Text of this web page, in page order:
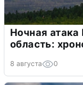
Ночная
область:
8 августа 0